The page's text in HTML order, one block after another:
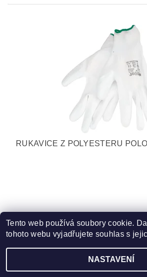
RUKAVICE Z POLYESTERU
Zboží.cz | Heureka.cz
2026 ©ZooFit, všechna práva vyhrazena
Tento web používá soubory cookie.
tohoto webu vyjadřujete souhlas s
NASTAVENÍ